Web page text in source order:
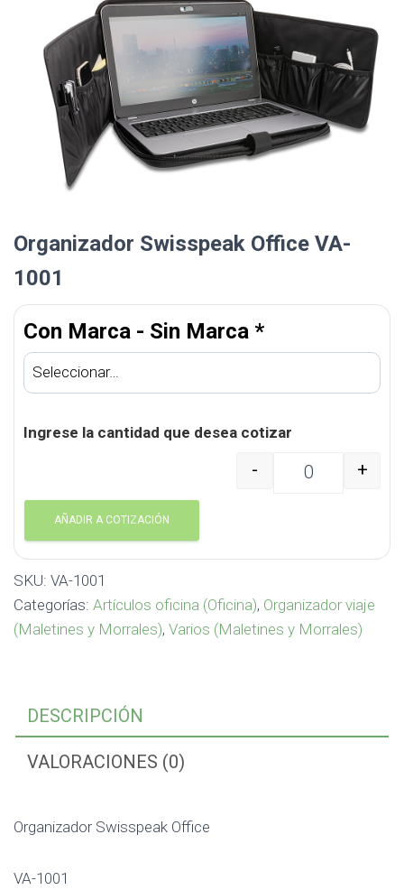
Organizador Swisspeak Office VA-
1001
Con Marca - Sin Marca *
Ingrese la cantidad que desea cotizar
Organizador
- +
AÑADIR A COTIZACIÓN
SKU: VA-1001
Categorías: Artículos oficina (Oficina), Organizador viaje
(Maletines y Morrales), Varios (Maletines y Morrales)
DESCRIPCIÓN
VALORACIONES (0)
Organizador Swisspeak Office
VA-1001